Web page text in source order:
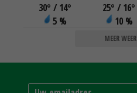
30° / 14°
5 %
25° / 16°
10 %
MEER WEER